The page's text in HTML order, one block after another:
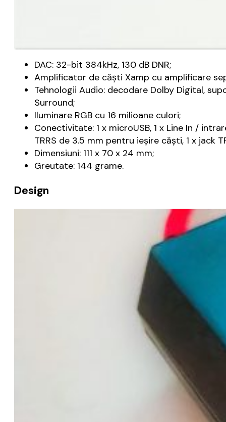
DAC: 32-bit 384kHz, 130 dB DNR;
Amplificator de căști Xamp cu amplificare
Tehnologii Audio: decodare Dolby Digital,
Surround;
Iluminare RGB cu 16 milioane culori;
Conectivitate: 1 x microUSB, 1 x Line In /
TRRS de 3.5 mm pentru ieșire căști, 1 x jack
Dimensiuni: 111 x 70 x 24 mm;
Greutate: 144 grame.
Design